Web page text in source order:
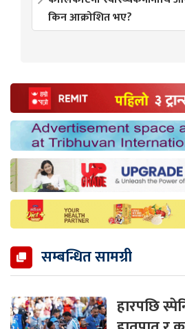
किन आक्रोशित भए?
सम्बन्धित सामग्री
हारपछि